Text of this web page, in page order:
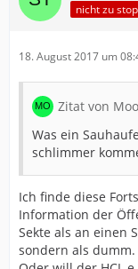
nicht zu
18. August 2017 um
Zitat von
Was ein
schlimmer
Ich finde diese
Information der
Sekte als an einen
sondern als dumm.